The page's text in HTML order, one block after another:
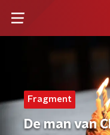
Fragment
De man van